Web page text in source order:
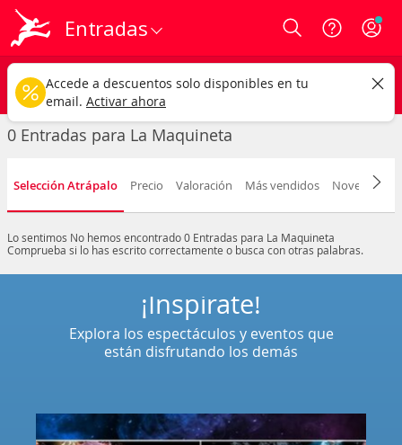
Entradas Login
La Maquineta
Cualquier tipo Cualquier fecha
CAMBIAR
0 Entradas para La Maquineta
Selección Atrápalo Precio Valoración Más vendidos Novedad
Lo sentimos No hemos encontrado 0 Entradas para La Maquineta
Comprueba si lo has escrito correctamente o busca con otras palabras.
¡Inspírate!
Explora los espectáculos y eventos que
están disfrutando los demás
Accede a descuentos solo disponibles en tu
email. Activar ahora